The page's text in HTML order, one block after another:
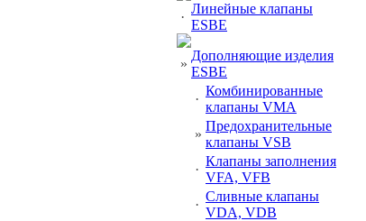
·
Линейные клапаны
ESBE
»
Дополняющие изделия
ESBE
·
Комбинированные
клапаны VMA
»
Предохранительные
клапаны VSB
·
Клапаны заполнения
VFA, VFB
·
Сливные клапаны
VDA, VDB